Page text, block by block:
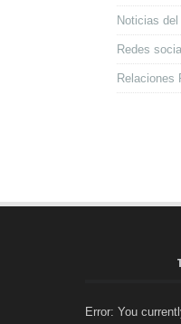
Noticias
Redes
Relaciones
Error: You